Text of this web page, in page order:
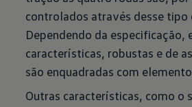
controlados através desse tipo
Dependendo da especificação,
características, robustas e de
são enquadradas com
Outras características, como o